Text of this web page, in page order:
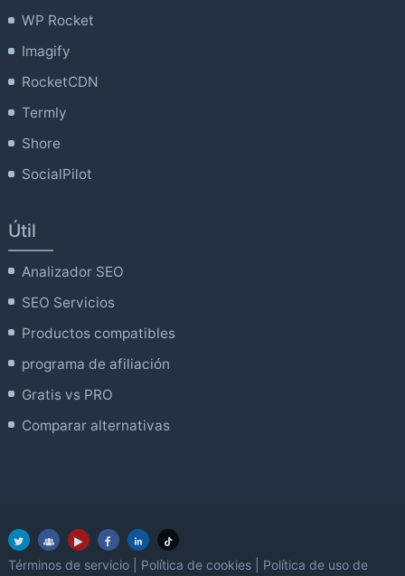
WP Rocket
Imagify
RocketCDN
Termly
Shore
SocialPilot
Útil
Analizador SEO
SEO Servicios
Productos compatibles
programa de afiliación
Gratis vs PRO
Comparar alternativas
Términos de servicio Política de cookies Política de uso de